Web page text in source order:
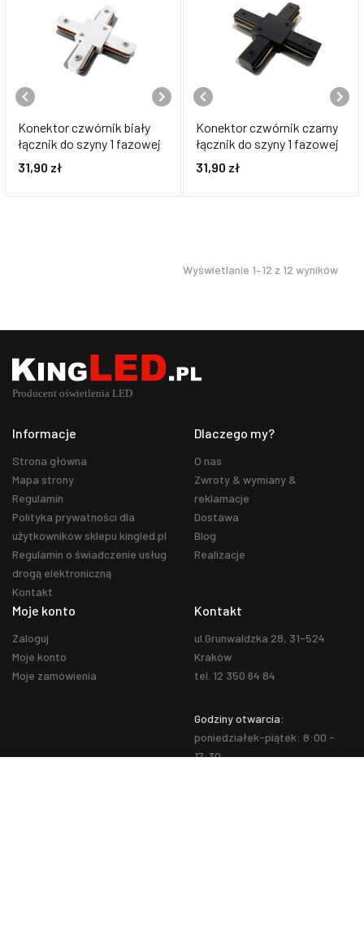
Konektor czwórnik biały
łącznik do szyny 1 fazowej
31,90 zł
Konektor czwórnik czarny
łącznik do szyny 1 fazowej
31,90 zł
Wyświetlanie 1–12 z 12 wyników
Informacje
Strona główna
Mapa strony
Regulamin
Polityka prywatności dla
użytkowników sklepu kingled.pl
Regulamin o świadczenie usług
drogą elektroniczną
Kontakt
Dlaczego my?
O nas
Zwroty & wymiany &
reklamacje
Dostawa
Blog
Realizacje
Moje konto
Zaloguj
Moje konto
Moje zamówienia
Kontakt
ul.Grunwaldzka 28, 31-524
Kraków
tel. 12 350 64 84
Godziny otwarcia:
poniedziałek-piątek: 8:00 -
17:30